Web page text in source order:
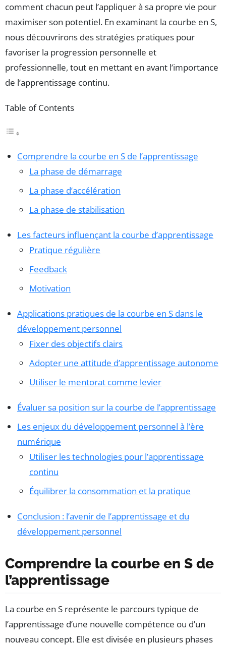
comment chacun peut l’appliquer à sa propre vie pour
maximiser son potentiel. En examinant la courbe en S,
nous découvrirons des stratégies pratiques pour
favoriser la progression personnelle et
professionnelle, tout en mettant en avant l’importance
de l’apprentissage continu.
Table of Contents
Comprendre la courbe en S de l’apprentissage
La phase de démarrage
La phase d’accélération
La phase de stabilisation
Les facteurs influençant la courbe d’apprentissage
Pratique régulière
Feedback
Motivation
Applications pratiques de la courbe en S dans le
développement personnel
Fixer des objectifs clairs
Adopter une attitude d’apprentissage autonome
Utiliser le mentorat comme levier
Évaluer sa position sur la courbe de l’apprentissage
Les enjeux du développement personnel à l’ère
numérique
Utiliser les technologies pour l’apprentissage
continu
Équilibrer la consommation et la pratique
Conclusion : l’avenir de l’apprentissage et du
développement personnel
Comprendre la courbe en S de
l’apprentissage
La courbe en S représente le parcours typique de
l’apprentissage d’une nouvelle compétence ou d’un
nouveau concept. Elle est divisée en plusieurs phases